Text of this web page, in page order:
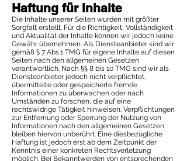
Haftung für Inhalte
Die Inhalte unserer Seiten wurden mit größter
Sorgfalt erstellt. Für die Richtigkeit, Vollständigkeit
und Aktualität der Inhalte können wir jedoch keine
Gewähr übernehmen. Als Diensteanbieter sind wir
gemäß § 7 Abs.1 TMG für eigene Inhalte auf diesen
Seiten nach den allgemeinen Gesetzen
verantwortlich. Nach §§ 8 bis 10 TMG sind wir als
Diensteanbieter jedoch nicht verpflichtet,
übermittelte oder gespeicherte fremde
Informationen zu überwachen oder nach
Umständen zu forschen, die auf eine
rechtswidrige Tätigkeit hinweisen. Verpflichtungen
zur Entfernung oder Sperrung der Nutzung von
Informationen nach den allgemeinen Gesetzen
bleiben hiervon unberührt. Eine diesbezügliche
Haftung ist jedoch erst ab dem Zeitpunkt der
Kenntnis einer konkreten Rechtsverletzung
möglich. Bei Bekanntwerden von entsprechenden